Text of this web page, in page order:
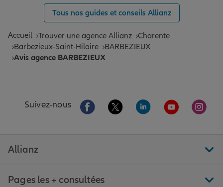
Tous nos guides et conseils Allianz
Accueil Trouver une agence Allianz Charente
Barbezieux-Saint-Hilaire
BARBEZIEUX
Avis agence BARBEZIEUX
Suivez-nous Aller sur la page Facebook de Allianz
Aller sur la page Twitter de
Aller sur la page
Aller sur la
Aller
Allianz
Pages les + consultées